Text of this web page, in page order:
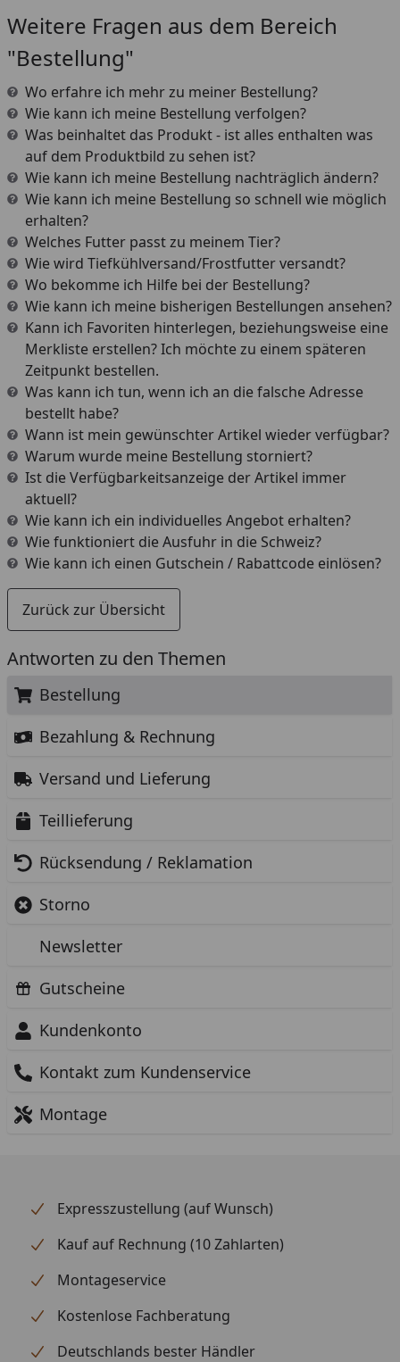
Antworten zu den Themen
Bestellung
Bezahlung & Rechnung
Versand und Lieferung
Teillieferung
Rücksendung / Reklamation
Storno
Newsletter
Gutscheine
Kundenkonto
Kontakt zum Kundenservice
Montage
Weitere Fragen aus dem Bereich
"Bestellung"
Wo erfahre ich mehr zu meiner Bestellung?
Wie kann ich meine Bestellung verfolgen?
Was beinhaltet das Produkt - ist alles enthalten was
auf dem Produktbild zu sehen ist?
Wie kann ich meine Bestellung nachträglich ändern?
Wie kann ich meine Bestellung so schnell wie möglich
erhalten?
Welches Futter passt zu meinem Tier?
Wie wird Tiefkühlversand/Frostfutter versandt?
Wo bekomme ich Hilfe bei der Bestellung?
Wie kann ich meine bisherigen Bestellungen ansehen?
Kann ich Favoriten hinterlegen, beziehungsweise eine
Merkliste erstellen? Ich möchte zu einem späteren
Zeitpunkt bestellen.
Was kann ich tun, wenn ich an die falsche Adresse
bestellt habe?
Wann ist mein gewünschter Artikel wieder verfügbar?
Warum wurde meine Bestellung storniert?
Ist die Verfügbarkeitsanzeige der Artikel immer
aktuell?
Wie kann ich ein individuelles Angebot erhalten?
Wie funktioniert die Ausfuhr in die Schweiz?
Wie kann ich einen Gutschein / Rabattcode einlösen?
Zurück zur Übersicht
Expresszustellung (auf Wunsch)
Kauf auf Rechnung (10 Zahlarten)
Montageservice
Kostenlose Fachberatung
Deutschlands bester Händler